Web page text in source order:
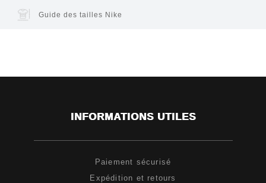
Guide des tailles Nike
INFORMATIONS UTILES
Paiement sécurisé
Expédition et retours